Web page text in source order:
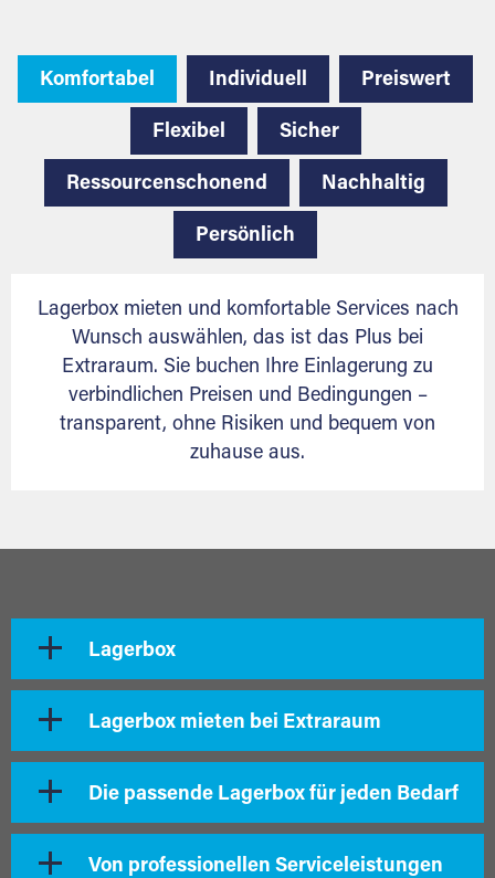
Komfortabel Individuell Preiswert
Flexibel Sicher
Ressourcenschonend Nachhaltig
Persönlich
Lagerbox mieten und komfortable Services nach
Wunsch auswählen, das ist das Plus bei
Extraraum. Sie buchen Ihre Einlagerung zu
verbindlichen Preisen und Bedingungen –
transparent, ohne Risiken und bequem von
zuhause aus.
Lagerbox
Lagerbox mieten bei Extraraum
Die passende Lagerbox für jeden Bedarf
Von professionellen Serviceleistungen